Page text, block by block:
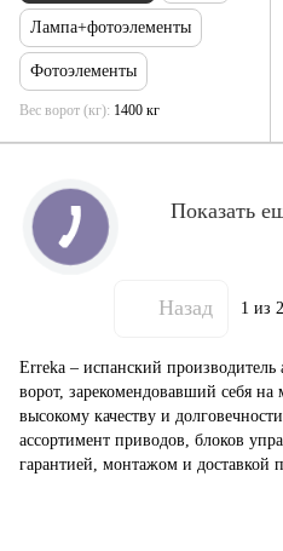
Erreka – испанский
ворот, зарекомендовавший себя
высокому качеству и
ассортимент приводов, блоков
гарантией, монтажом и доставкой
Лампа+фотоэлементы
Фотоэлементы
Вес ворот (кг) 1400 кг
Показать
Назад 1 из 2